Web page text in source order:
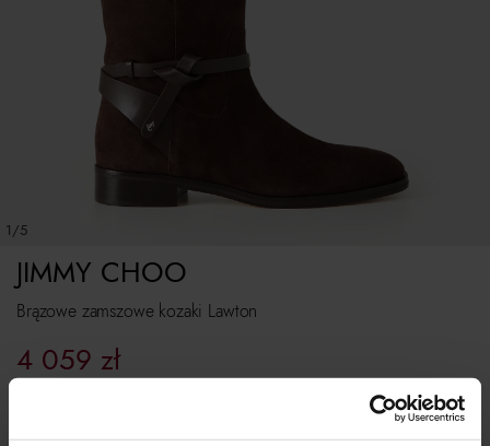
1/5
Brązowe zamszowe kozaki Lawton
JIMMY CHOO
4 059 zł